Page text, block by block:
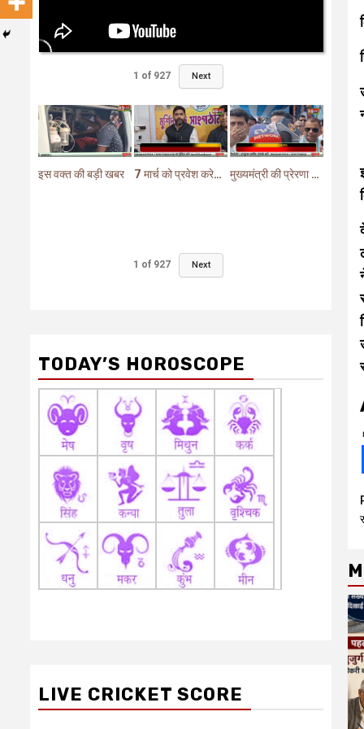
1 of 927 Next
इस वक्त की बड़ी खबर 7 मार्च को प्रवेश करेगा मुर्शिदाबाद में बीजेपी का परिवर्तन यात्रा रथ मुख्यमंत्री की प्रेरणा से दो महत्वपूर्ण योजनाओं का हुआ शिलान्यास
1 of 927 Next
TODAY’S HOROSCOPE
LIVE CRICKET SCORE